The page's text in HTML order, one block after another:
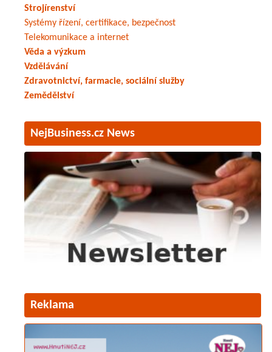
Strojírenství
Systémy řízení, certifikace, bezpečnost
Telekomunikace a internet
Věda a výzkum
Vzdělávání
Zdravotnictví, farmacie, sociální služby
Zemědělství
NejBusiness.cz News
Reklama